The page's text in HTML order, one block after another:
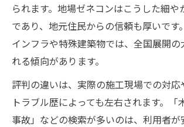
られます。地場ゼネコンはこうした細や
であり、地元住民からの信頼も厚いです
インフラや特殊建築物では、全国展開
れる傾向があります。
評判の違いは、実際の施工現場での対応
トラブル歴によっても左右されます。「
事故」などの検索が多いのは、利用者